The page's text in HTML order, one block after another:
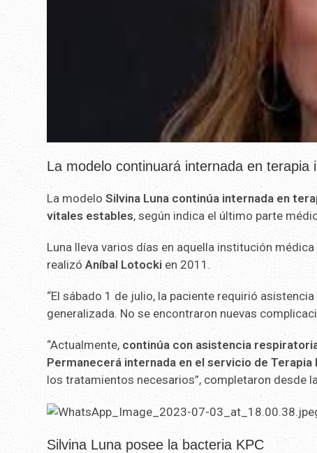
La modelo continuará internada en
La modelo Silvina Luna continúa internada en
vitales estables, según indica el último parte
Luna lleva varios días en aquella institución
realizóAníbal Lotocki en 2011.
“El sábado 1 de julio, la paciente requirió
generalizada. No se encontraron nuevas
“Actualmente, continúa con asistencia
Permanecerá internada en el servicio de Terapia
los tratamientos necesarios”, completaron desde
Silvina Luna posee la bacteria KPC